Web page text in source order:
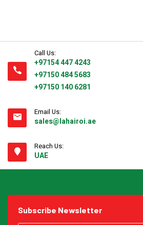
Call Us:
+97154 447 4243
+97150 484 5683
+97150 140 6281
Email Us:
sales@lahairoi.ae
Reach Us:
UAE
Subscribe Newsletter